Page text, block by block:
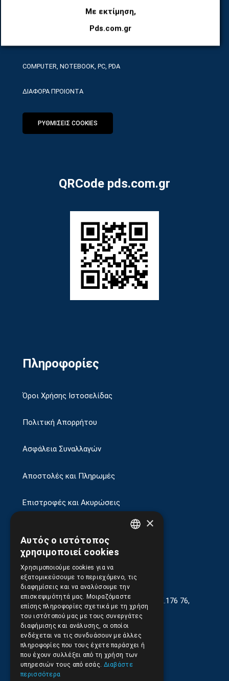
Με εκτίμηση,
Pds.com.gr
COMPUTER, NOTEBOOK, PC, PDA
ΔΙΑΦΟΡΑ ΠΡΟΙΟΝΤΑ
ΡΥΘΜΙΣΕΙΣ COOKIES
QRCode pds.com.gr
Πληροφορίες
Όροι Χρήσης Ιστοσελίδας
Πολιτική Απορρήτου
Ασφάλεια Συναλλαγών
Αποστολές και Πληρωμές
Επιστροφές και Ακυρώσεις
Γεωργίου Κρέμου 13-17, Καλλιθέα, Τ.Κ.176 76,
Αθήνα, Ελλάδα
210.9566.401(11.30-17.00)
210.9566.402
Email: info@pds.com.gr
×
Αυτός ο ιστότοπος
χρησιμοποιεί cookies
Χρησιμοποιούμε cookies για να
εξατομικεύσουμε το περιεχόμενο, τις
διαφημίσεις και να αναλύσουμε την
επισκεψιμότητά μας. Μοιραζόμαστε
επίσης πληροφορίες σχετικά με τη χρήση
του ιστότοπού μας με τους συνεργάτες
διαφήμισης και ανάλυσης, οι οποίοι
ενδέχεται να τις συνδυάσουν με άλλες
πληροφορίες που τους έχετε παράσχει ή
που έχουν συλλέξει από τη χρήση των
υπηρεσιών τους από εσάς. Διαβάστε
περισσότερα